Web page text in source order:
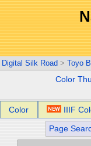
Digital Silk Road > Toyo
Color
Color IIIF
Page